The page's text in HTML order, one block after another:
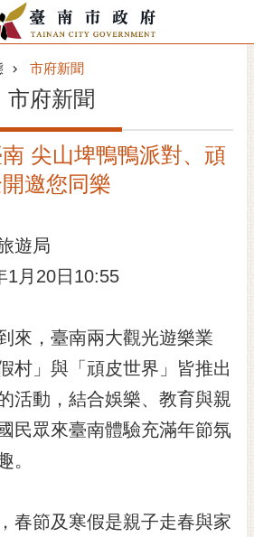
市府新聞
市府新聞
尖山埤鴨鴨派對、頑
邀您同樂
遊局
1月20日10:55
來，臺南兩大觀光遊樂業
村」與「頑皮世界」皆推出
活動，結合娛樂、教育與親
民眾來臺南體驗充滿年節氛
。
春節及寒假是親子走春與家